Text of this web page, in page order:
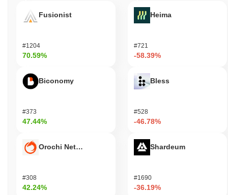
Fusionist
#1204
70.59%
Biconomy
#373
47.44%
Orochi Network
#308
42.24%
Heima
#721
-58.39%
Bless
#528
-46.78%
Shardeum
#1690
-36.19%